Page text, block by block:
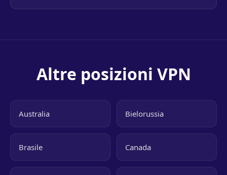
Altre posizioni VPN
Australia Bielorussia
Brasile Canada